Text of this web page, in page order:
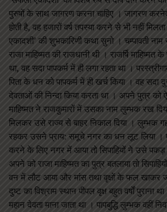
पुरुषों के साथ जागरण करना चाहिए । जागरण
होती है, वह हजारों वर्ष तपस्या करने से भी नहीं
एकादशी’ की शुभकारिणी कथा सुनो । चम्पावती
राजा माहिष्मत की राजधानी थी । राजर्षि
था, वह सदा पापकर्म में ही लगा रहता था ।
पिता के धन को पापकर्म में ही खर्च किया । वह सदा
देवताओं की निन्दा किया करता था । अपने पुत्र को
माहिष्मत ने राजकुमारों में उसका नाम लुम्भक रख
मिलकर उसे राज्य से बाहर निकाल दिया । लुम्भक
रहकर उसने प्राय: समूचे नगर का धन लूट लिया ।
करने के लिए नगर में आया तो सिपाहियों ने उसे
अपने को राजा माहिष्मत का पुत्र बतलाया तो
वन में लौट आया और मांस तथा वृक्षों के फल खाकर
दुष्ट का विश्राम स्थान पीपल वृक्ष बहुत वर्षों पुराना
महान देवता माना जाता था । पापबुद्धि लुम्भक वहीं